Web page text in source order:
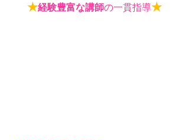
★経験豊富な講師の一貫指導★